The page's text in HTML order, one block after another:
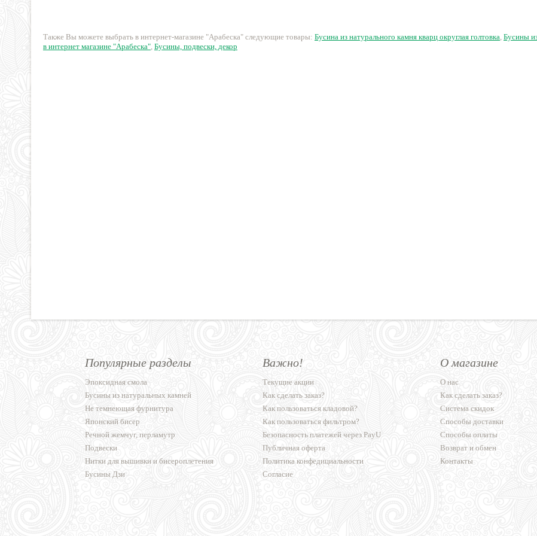
Также Вы можете выбрать в интернет-магазине "Арабеска" следующие товары: Бусина из натурального камня кварц округлая голтовка, Бусины
в интернет магазине "Арабеска", Бусины, подвески, декор
Популярные разделы
Эпоксидная смола
Бусины из натуральных камней
Не темнеющая фурнитура
Японский бисер
Речной жемчуг, перламутр
Подвески
Нитки для вышивки и бисероплетения
Бусины Дзи
Важно!
Текущие акции
Как сделать заказ?
Как пользоваться кладовой?
Как пользоваться фильтром?
Безопасность платежей через PayU
Публичная оферта
Политика конфедициальности
Согласие
О магазине
О нас
Как сделать заказ?
Система скидок
Способы доставки
Способы оплаты
Возврат и обмен
Контакты